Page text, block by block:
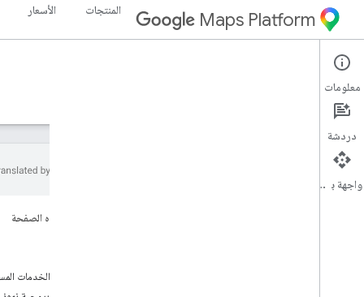
Maps Platform المنتجات الأسعار
Android
الأدلة
على هذه الصفحة
مكتبات الخدمات
معلومات
دردشة
واجهة برمجة التطبيقات